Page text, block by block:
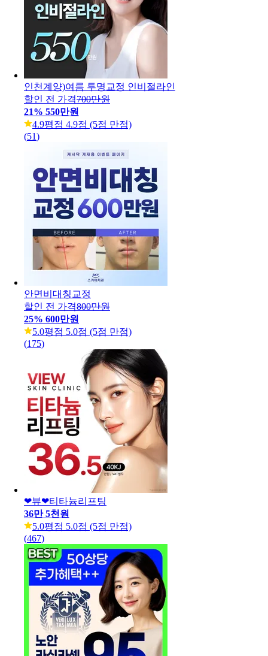
인천계양)여름 투명교정 인비절라인
할인 전 가격700만원
21% 550만원
4.9평점 4.9점 (5점 만점)
(51)
안면비대칭교정
할인 전 가격800만원
25% 600만원
5.0평점 5.0점 (5점 만점)
(175)
❤뷰❤티타늄리프팅
36만 5천원
5.0평점 5.0점 (5점 만점)
(467)